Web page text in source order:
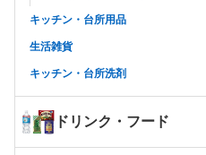
キッチン・台所用品
生活雑貨
キッチン・台所洗剤
ドリンク・フード